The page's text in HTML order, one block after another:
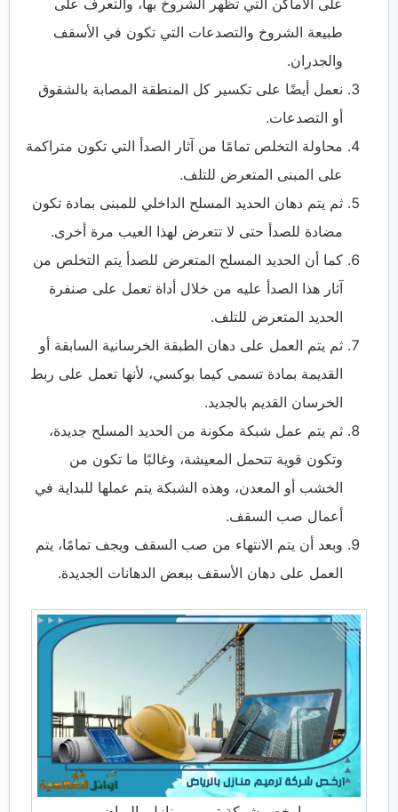
على الأماكن التي تظهر الشروخ بها، والتعرف على
طبيعة الشروخ والتصدعات التي تكون في الأسقف
والجدران.
نعمل أيضًا على تكسير كل المنطقة المصابة بالشقوق
أو التصدعات.
محاولة التخلص تمامًا من آثار الصدأ التي تكون متراكمة
على المبنى المتعرض للتلف.
ثم يتم دهان الحديد المسلح الداخلي للمبنى بمادة تكون
مضادة للصدأ حتى لا تتعرض لهذا العيب مرة أخرى.
كما أن الحديد المسلح المتعرض للصدأ يتم التخلص من
آثار هذا الصدأ عليه من خلال أداة تعمل على صنفرة
الحديد المتعرض للتلف.
ثم يتم العمل على دهان الطبقة الخرسانية السابقة أو
القديمة بمادة تسمى كيما بوكسي، لأنها تعمل على ربط
الخرسان القديم بالجديد.
ثم يتم عمل شبكة مكونة من الحديد المسلح جديدة،
وتكون قوية تتحمل المعيشة، وغالبًا ما تكون من
الخشب أو المعدن، وهذه الشبكة يتم عملها للبداية في
أعمال صب السقف.
وبعد أن يتم الانتهاء من صب السقف ويجف تمامًا، يتم
العمل على دهان الأسقف ببعض الدهانات الجديدة.